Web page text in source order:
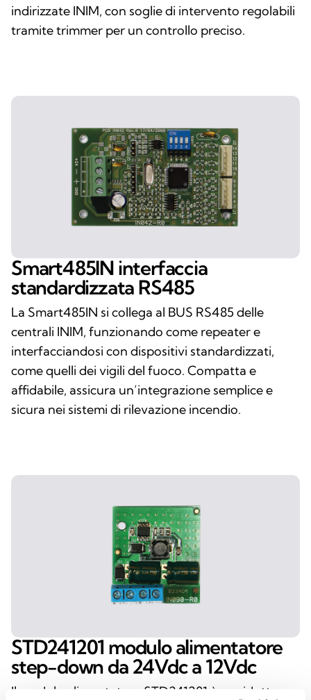
indirizzate INIM, con soglie di intervento regolabili
tramite trimmer per un controllo preciso.
Smart485IN interfaccia
standardizzata RS485
La Smart485IN si collega al BUS RS485 delle
centrali INIM, funzionando come repeater e
interfacciandosi con dispositivi standardizzati,
come quelli dei vigili del fuoco. Compatta e
affidabile, assicura un’integrazione semplice e
sicura nei sistemi di rilevazione incendio.
STD241201 modulo alimentatore
step-down da 24Vdc a 12Vdc
Il modulo alimentatore STD241201 è un riduttore